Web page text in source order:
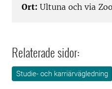
Ort: Ultuna och via
Relaterade sidor:
Studie- och karriärvägledning